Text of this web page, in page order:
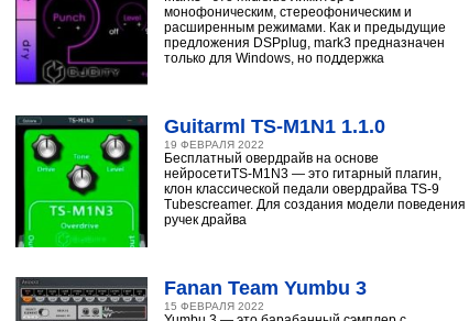
монофоническим, стереофоническим и
расширенным режимами. Как и предыдущие
предложения DSPplug, mark3 предназначен
только для Windows, но поддержка
Guitarml TS-M1N1 1.1.0
19 ФЕВРАЛЯ 2022
Бесплатный овердрайв на основе
нейросетиTS-M1N3 — это гитарный плагин,
клон классической педали овердрайва TS-9
Tubescreamer. Для создания модели поведения
ручек драйва
Fanan Team Yumbu 3
15 ФЕВРАЛЯ 2022